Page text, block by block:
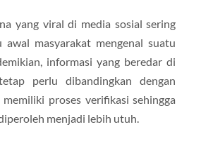
yang viral di media sosial sering
masyarakat mengenal suatu
informasi yang beredar di
perlu dibandingkan dengan
proses verifikasi sehingga
menjadi lebih utuh.